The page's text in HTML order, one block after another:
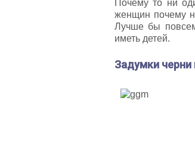
Почему то ни
женщин почему
Лучше бы
иметь детей.
Задумки черни